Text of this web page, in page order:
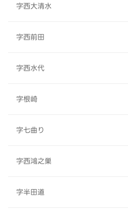
字西大清水
字西前田
字西水代
字根崎
字七曲り
字西鴻之巣
字半田道